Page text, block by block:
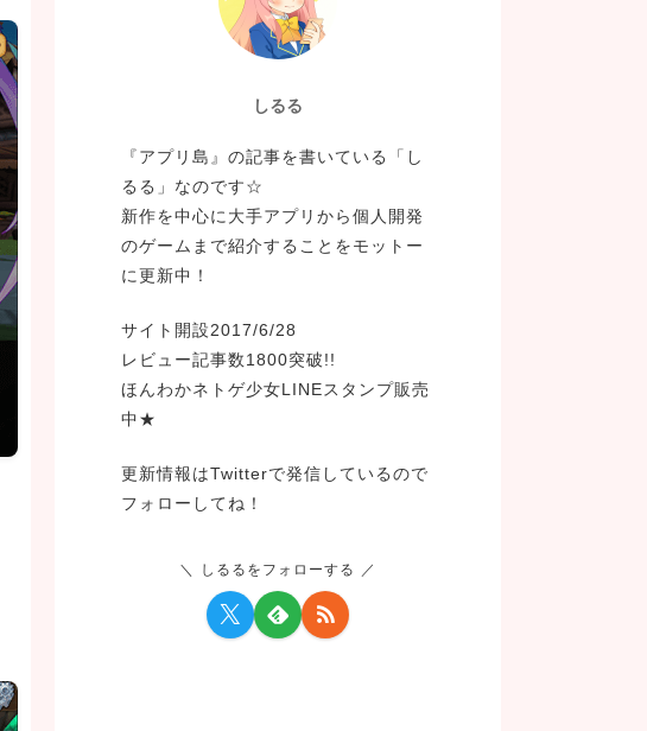
しるる
『アプリ島』の記事を書いている「し
るる」なのです☆
新作を中心に大手アプリから個人開発
のゲームまで紹介することをモットー
に更新中！
サイト開設2017/6/28
レビュー記事数1800突破!!
ほんわかネトゲ少女LINEスタンプ販売
中★
更新情報はTwitterで発信しているので
フォローしてね！
しるるをフォローする